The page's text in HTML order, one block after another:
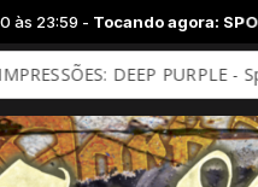
SPOT - Programa
DEEP PURPLE - Splat! (2026 -